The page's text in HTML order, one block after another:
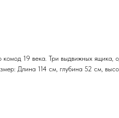
19 века. Три выдвижных ящика,
Длина 114 см, глубина 52 см,